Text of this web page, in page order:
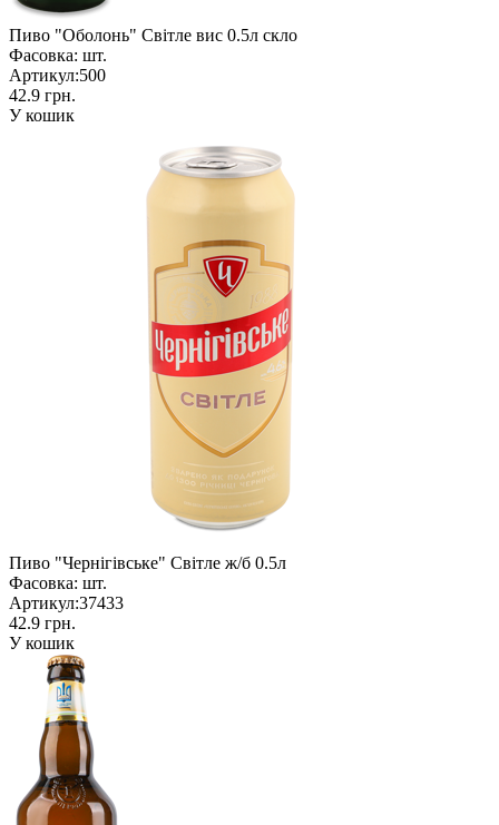
Пиво "Оболонь" Світле вис 0.5л скло
Фасовка: шт.
Артикул:500
42.9 грн.
У кошик
Пиво "Чернігівське" Світле ж/б 0.5л
Фасовка: шт.
Артикул:37433
42.9 грн.
У кошик